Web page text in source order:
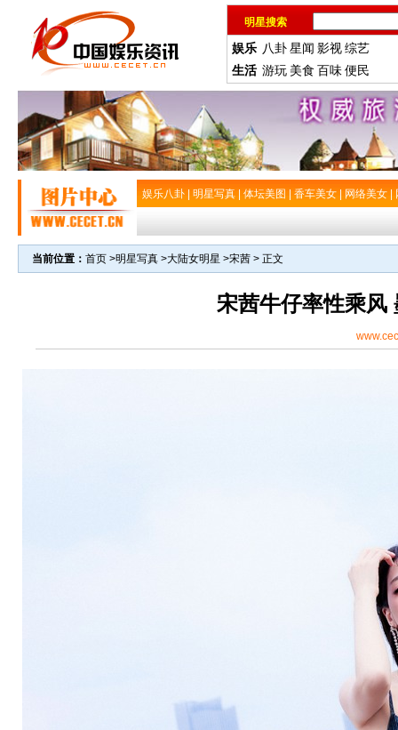
明星搜索
娱乐 八卦星闻 影视综艺
生活 游玩 美食 百味便民
娱乐八卦 明星写真 体坛美图 香车美女 网络美女
当前位置： 首页 >明星写真 >大陆女明星 >宋茜 > 正文
宋茜牛仔率性乘风